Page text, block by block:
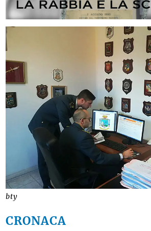
bty
CRONACA